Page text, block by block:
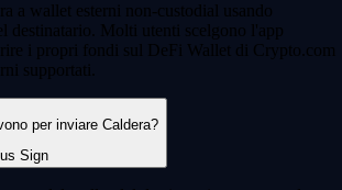
a wallet esterni non-custodial usando
destinatario. Molti utenti scelgono l'app
i propri fondi sul DeFi Wallet di Crypto.com
supportati.
per inviare Caldera?